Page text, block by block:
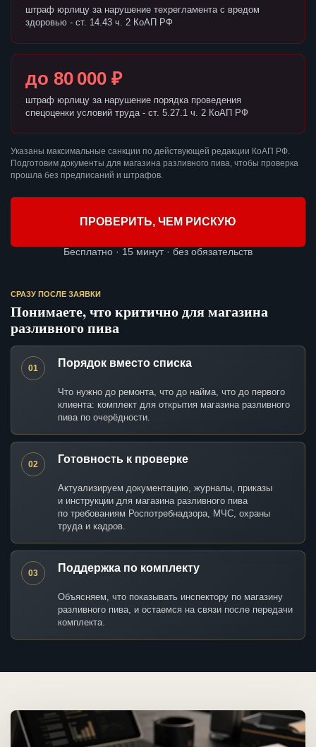
штраф юрлицу за нарушение техрегламента с вредом
здоровью - ст. 14.43 ч. 2 КоАП РФ
до 80 000 ₽
штраф юрлицу за нарушение порядка проведения
спецоценки условий труда - ст. 5.27.1 ч. 2 КоАП РФ
Указаны максимальные санкции по действующей редакции КоАП РФ.
Подготовим документы для магазина разливного пива, чтобы проверка
прошла без предписаний и штрафов.
ПРОВЕРИТЬ, ЧЕМ РИСКУЮ
Бесплатно · 15 минут · без обязательств
СРАЗУ ПОСЛЕ ЗАЯВКИ
Понимаете, что критично для магазина
разливного пива
01 Порядок вместо списка
Что нужно до ремонта, что до найма, что до первого
клиента: комплект для открытия магазина разливного
пива по очерёдности.
02 Готовность к проверке
Актуализируем документацию, журналы, приказы
и инструкции для магазина разливного пива
по требованиям Роспотребнадзора, МЧС, охраны
труда и кадров.
03 Поддержка по комплекту
Объясняем, что показывать инспектору по магазину
разливного пива, и остаемся на связи после передачи
комплекта.